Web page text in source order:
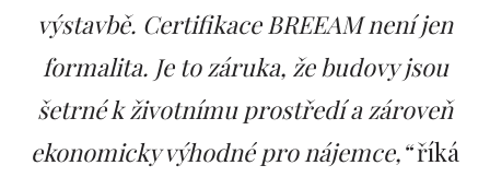
výstavbě. Certifikace BREEAM není jen
formalita. Je to záruka, že budovy jsou
šetrné k životnímu prostředí a zároveň
ekonomicky výhodné pro nájemce,“říká